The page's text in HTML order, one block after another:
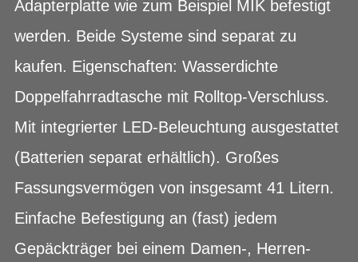
Adapterplatte wie zum Beispiel MIK befestigt
werden. Beide Systeme sind separat zu
kaufen. Eigenschaften: Wasserdichte
Doppelfahrradtasche mit Rolltop-Verschluss.
Mit integrierter LED-Beleuchtung ausgestattet
(Batterien separat erhältlich). Großes
Fassungsvermögen von insgesamt 41 Litern.
Einfache Befestigung an (fast) jedem
Gepäckträger bei einem Damen-, Herren-